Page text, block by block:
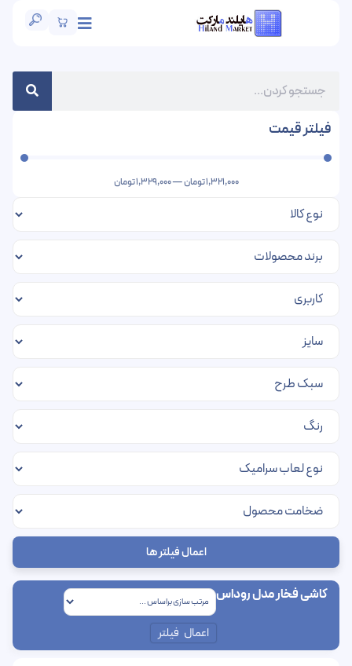
فیلتر قیمت
1,321,000تومان—
1,329,000تومان
اعمال فیلتر ها
کاشی فخار مدل روداس
اعمال فیلتر